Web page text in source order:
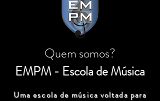
Quem somos?
EMPM - Escola de Música
Uma escola de música voltada para